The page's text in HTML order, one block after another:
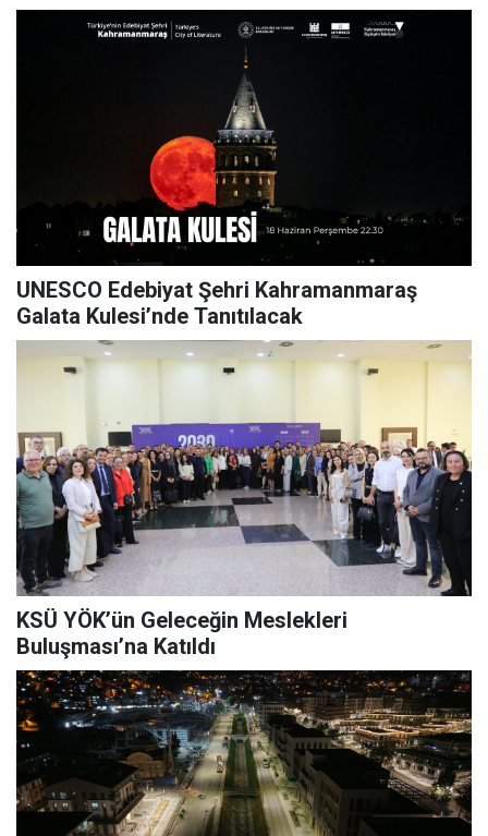
UNESCO Edebiyat Şehri Kahramanmaraş
Galata Kulesi’nde Tanıtılacak
KSÜ YÖK’ün Geleceğin Meslekleri
Buluşması’na Katıldı